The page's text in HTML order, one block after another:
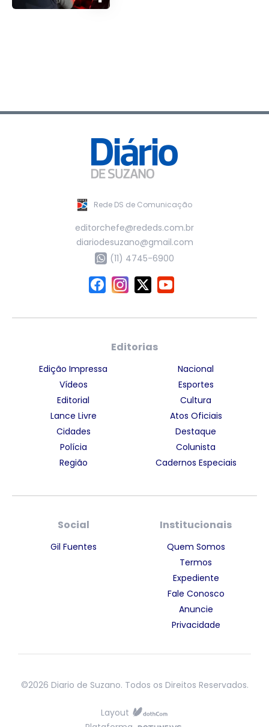
Rede DS de Comunicação
editorchefe@rededs.com.br
diariodesuzano@gmail.com
(11) 4745-6900
Editorias
Edição Impressa
Vídeos
Editorial
Lance Livre
Cidades
Polícia
Região
Nacional
Esportes
Cultura
Atos Oficiais
Destaque
Colunista
Cadernos Especiais
Social
Gil Fuentes
Institucionais
Quem Somos
Termos
Expediente
Fale Conosco
Anuncie
Privacidade
©2026 Diario de Suzano. Todos os Direitos Reservados.
Layout